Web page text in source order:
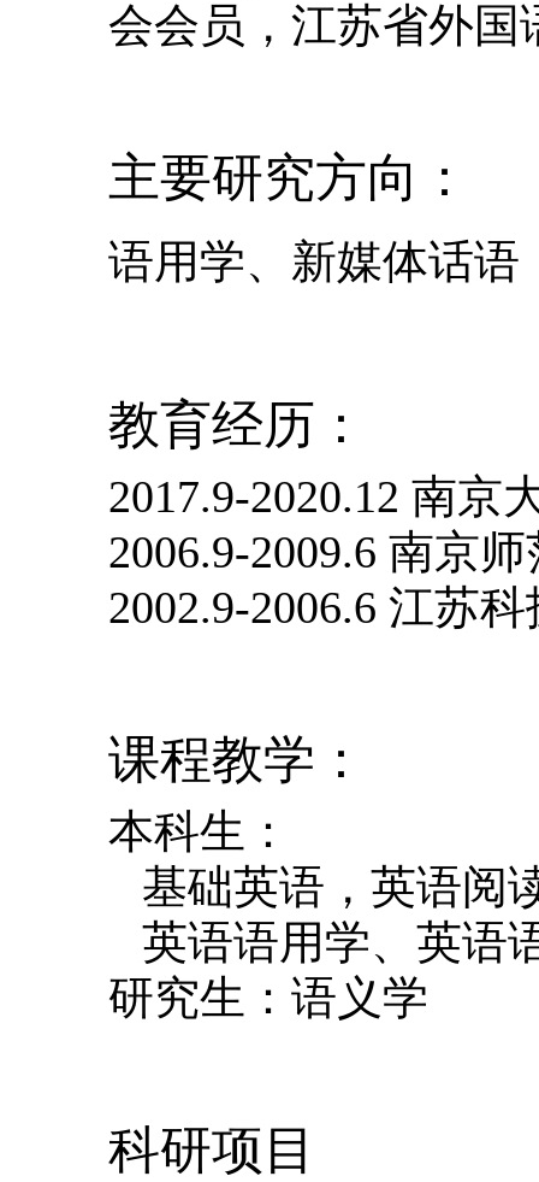
会会员，江苏省外国
主要研究方向：
语用学、新媒体话语
教育经历：
2017.9-2020.12 南京
2006.9-2009.6 南京师
2002.9-2006.6 江苏科
课程教学：
本科生：
基础英语，英语阅
英语语用学、英语
研究生：语义学
科研项目